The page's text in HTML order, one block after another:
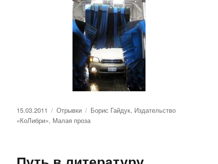
Опубликовано
15.03.2011 Рубрики
Отрывки Метки
Борис Гайдук, Издательство
«КоЛибри», Малая проза